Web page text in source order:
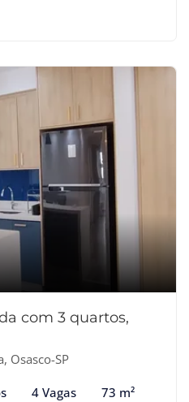
com 3 quartos,
Osasco-SP
4 Vagas 73 m²